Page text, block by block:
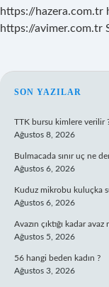
https://hazera.com.tr
https://avimer.com.tr
SON YAZILAR
TTK bursu kimlere verilir
Ağustos 8, 2026
Bulmacada sınır uç ne
Ağustos 6, 2026
Kuduz mikrobu kuluçka
Ağustos 6, 2026
Avazın çıktığı kadar avaz
Ağustos 5, 2026
56 hangi beden kadın ?
Ağustos 3, 2026